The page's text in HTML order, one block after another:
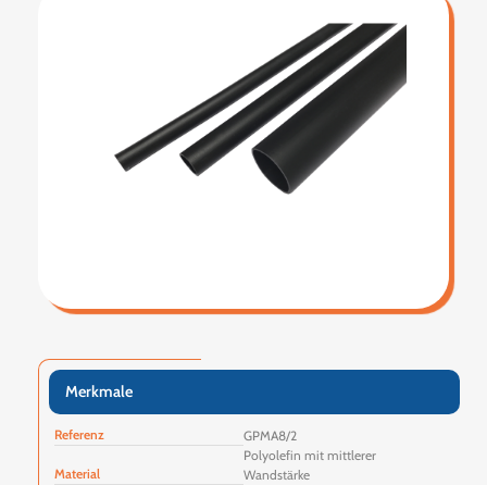
Merkmale
Referenz GPMA8/2
Material
Polyolefin mit mittlerer
Wandstärke